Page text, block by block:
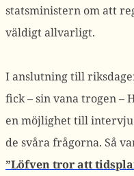
statsministern om att
väldigt allvarligt.
I anslutning till
fick – sin vana trogen –
en möjlighet till
de svåra frågorna. Så
”Löfven tror att